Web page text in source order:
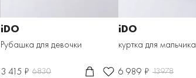
iDO
Рубашка для девочки
3 415 ₽ 6830
iDO
куртка для мальчика
6 989 ₽ 13978